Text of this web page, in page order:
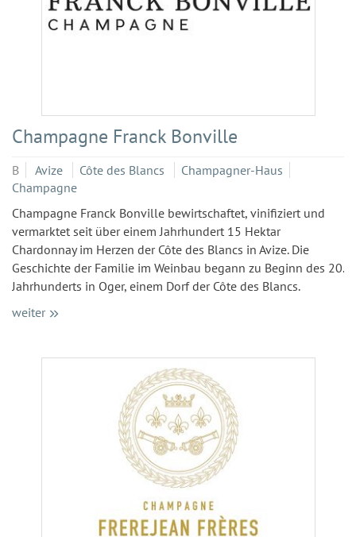
Champagne Franck Bonville
B Avize Côte des Blancs
Champagner-Haus
Champagne
Champagne Franck Bonville bewirtschaftet, vinifiziert und
vermarktet seit über einem Jahrhundert 15 Hektar
Chardonnay im Herzen der Côte des Blancs in Avize. Die
Geschichte der Familie im Weinbau begann zu Beginn des 20.
Jahrhunderts in Oger, einem Dorf der Côte des Blancs.
weiter